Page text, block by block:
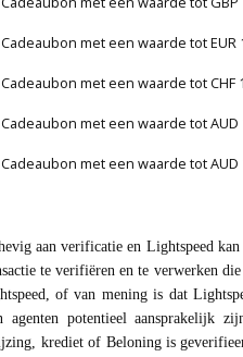
Cadeaubon met een waarde tot EUR
Cadeaubon met een waarde tot CHF
Cadeaubon met een waarde tot AUD
Cadeaubon met een waarde tot AUD
aan verificatie en Lightspeed
te verifiëren en te verwerken
of van mening is dat
agenten potentieel
krediet of Beloning is